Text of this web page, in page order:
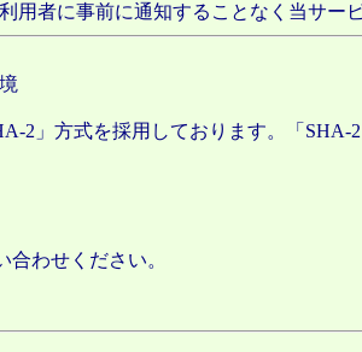
者に事前に通知することなく当サー
2」方式を採用しております。「
わせください。